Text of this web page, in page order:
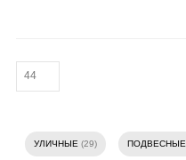
УЛИЧНЫЕ (29) ПОДВЕСНЫЕ